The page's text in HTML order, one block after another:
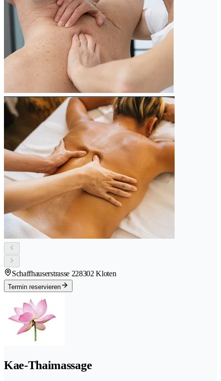
Schaffhauserstrasse 228302 Kloten
Termin reservieren
Kae-Thaimassage